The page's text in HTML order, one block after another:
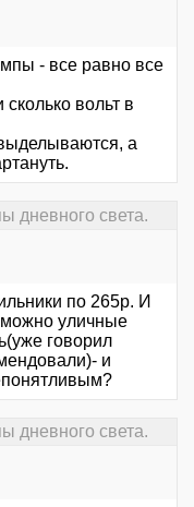
- все равно все
вольт в
а
дневного света.
по 265р. И
уличные
говорил
и
дневного света.